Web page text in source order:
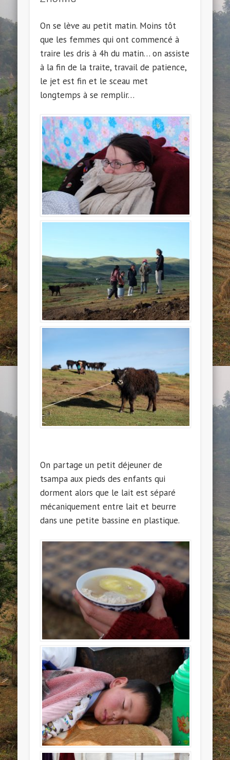
On se lève au petit matin. Moins tôt
que les femmes qui ont commencé à
traire les dris à 4h du matin… on assiste
à la fin de la traite, travail de patience,
le jet est fin et le sceau met
longtemps à se remplir…
On partage un petit déjeuner de
tsampa aux pieds des enfants qui
dorment alors que le lait est séparé
mécaniquement entre lait et beurre
dans une petite bassine en plastique.